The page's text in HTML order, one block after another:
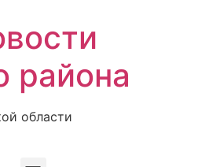
района
области